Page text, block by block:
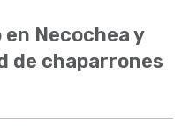
Necochea y
de chaparrones